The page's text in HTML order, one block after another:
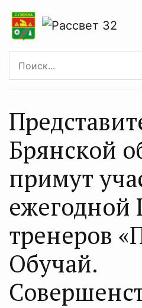
Брянской
примут
ежегодной
тренеров
Обучай.